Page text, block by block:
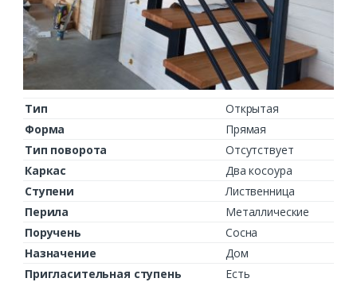
Тип
Открытая
Форма
Прямая
Тип поворота
Отсутствует
Каркас
Два косоура
Ступени
Лиственница
Перила
Металлические
Поручень
Сосна
Назначение
Дом
Пригласительная ступень
Есть